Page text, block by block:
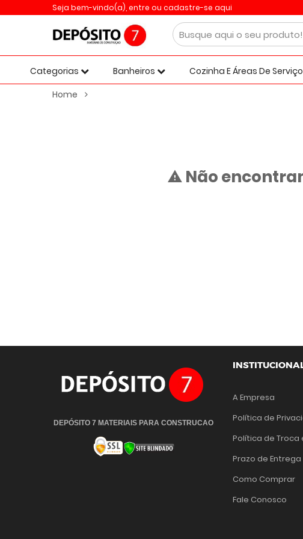
Seja bem-vindo(a), entre ou cadastre-se aqui
Categorias Banheiros Cozinha E Áreas De Serviço
Home
Não
DEPÓSITO 7 MATERIAIS PARA CONSTRUCAO
A Empresa
Política de
Política de Troca
Prazo de Entrega
Como Comprar
Fale Conosco